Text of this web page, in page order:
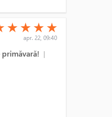
(*)
★ (*)
★ (*)
★ (*)
★
apr. 22, 09:40
|